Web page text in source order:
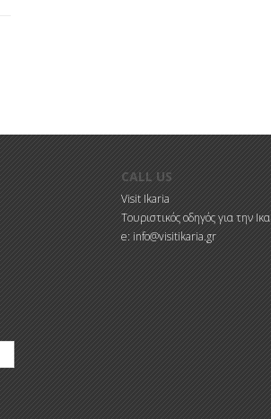
CALL US
Visit Ikaria
Τουριστικός οδηγός για την
e: info@visitikaria.gr